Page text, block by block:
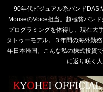
90年代ビジュアル系バンド
MouseのVoice担当。超極貧バン
プログラミングを体得し、現在大
タトゥーモデル。３年間の海外勤
年日本帰国。こんな私の株式投資
に返り咲く